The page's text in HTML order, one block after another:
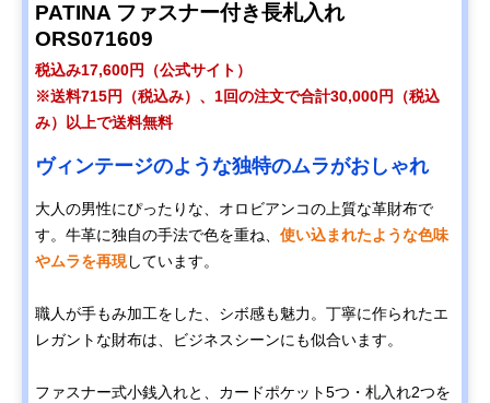
PATINA ファスナー付き長札入れ
ORS071609
税込み17,600円（公式サイト）
※送料715円（税込み）、1回の注文で合計30,000円（税込
み）以上で送料無料
ヴィンテージのような独特のムラがおしゃれ
大人の男性にぴったりな、オロビアンコの上質な革財布で
す。牛革に独自の手法で色を重ね、 使い込まれたような色味
やムラを再現しています。
職人が手もみ加工をした、シボ感も魅力。丁寧に作られたエ
レガントな財布は、ビジネスシーンにも似合います。
ファスナー式小銭入れと、カードポケット5つ・札入れ2つを